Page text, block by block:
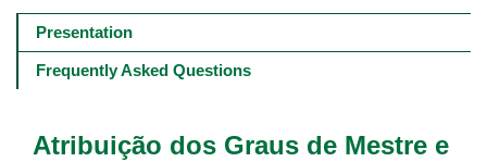
Atribuição dos Graus de Mestre e
Main
navigation
Presentation
Frequently Asked Questions